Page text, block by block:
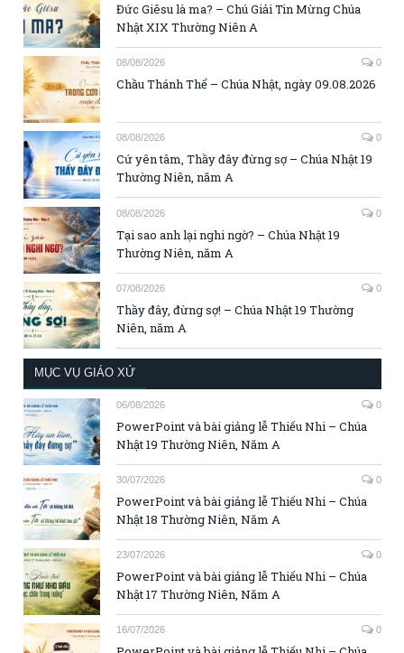
Đức Giêsu là ma? – Chú Giải Tin Mừng Chúa
Nhật XIX Thường Niên A
08/08/2026 0
Chầu Thánh Thể – Chúa Nhật, ngày 09.08.2026
08/08/2026 0
Cứ yên tâm, Thầy đây đừng sợ – Chúa Nhật 19
Thường Niên, năm A
08/08/2026 0
Tại sao anh lại nghi ngờ? – Chúa Nhật 19
Thường Niên, năm A
07/08/2026 0
Thầy đây, đừng sợ! – Chúa Nhật 19 Thường
Niên, năm A
MỤC VỤ GIÁO XỨ
06/08/2026 0
PowerPoint và bài giảng lễ Thiếu Nhi – Chúa
Nhật 19 Thường Niên, Năm A
30/07/2026 0
PowerPoint và bài giảng lễ Thiếu Nhi – Chúa
Nhật 18 Thường Niên, Năm A
23/07/2026 0
PowerPoint và bài giảng lễ Thiếu Nhi – Chúa
Nhật 17 Thường Niên, Năm A
16/07/2026 0